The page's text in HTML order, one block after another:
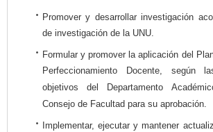
Promover y desarrollar investigación
de investigación de la UNU.
Formular y promover la aplicación del
Perfeccionamiento Docente, según
objetivos del Departamento
Consejo de Facultad para su aprobación.
Implementar, ejecutar y mantener